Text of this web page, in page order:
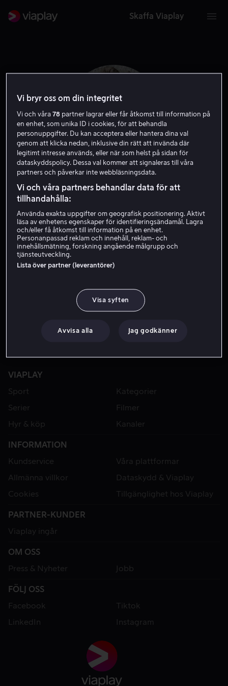
Skaffa Viaplay
Carsten Myllerup
VIAPLAY
Sport
Kategorier
Serier
Filmer
Hyr & köp
Kanaler
INFORMATION
Kundservice
Våra plattformar
Allmänna villkor
Dataskydd & Viaplay
Cookies
Tillgänglighet hos Viaplay
PARTNER-KUNDER
Viaplay ingår
OM OSS
Press & Nyheter
Jobb
FÖLJ OSS
Facebook
Tiktok
LinkedIn
Instagram
Vi bryr oss om din integritet
Vi och våra78 partner lagrar eller får åtkomst till information på
en enhet, som unika ID i cookies, för att behandla
personuppgifter. Du kan acceptera eller hantera dina val
genom att klicka nedan, inklusive din rätt att invända där
legitimt intresse används, eller när som helst på sidan för
dataskyddspolicy. Dessa val kommer att signaleras till våra
partners och påverkar inte webbläsningsdata.
Vi och våra partners behandlar data för att
tillhandahålla:
Använda exakta uppgifter om geografisk positionering. Aktivt
läsa av enhetens egenskaper för identifieringsändamål. Lagra
och/eller få åtkomst till information på en enhet.
Personanpassad reklam och innehåll, reklam- och
innehållsmätning, forskning angående målgrupp och
tjänsteutveckling.
Lista över partner (leverantörer)
Visa syften
Avvisa alla Jag godkänner